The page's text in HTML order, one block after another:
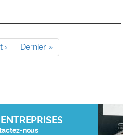
›
Dernière
page
Dernier »
ENTREPRISES
nous